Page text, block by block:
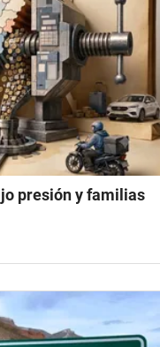
presión y familias